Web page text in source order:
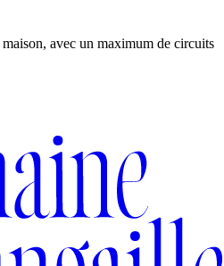
avec un maximum de circuits